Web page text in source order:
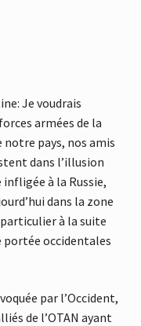
Je voudrais
armées de la
notre pays, nos amis
dans l’illusion
à la Russie,
dans la zone
à la suite
portée occidentales
par l’Occident,
de l’OTAN ayant